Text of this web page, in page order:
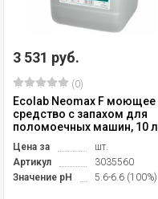
3 531 руб.
(0)
Ecolab Neomax F моющее
средство с запахом для
поломоечных машин, 10 л
Цена за
шт.
Артикул
3035560
Значение pH
5.6-6.6 (100%)